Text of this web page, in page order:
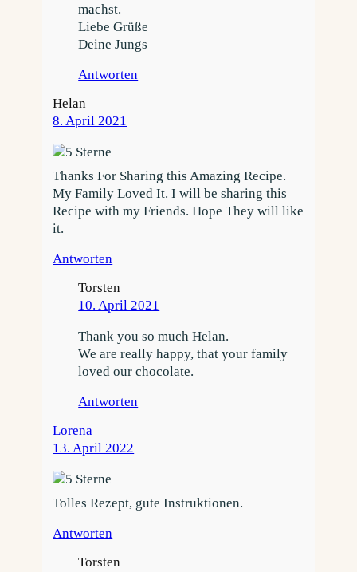
machst.
Liebe Grüße
Deine Jungs
Antworten
Helan
8. April 2021
Thanks For Sharing this Amazing Recipe.
My Family Loved It. I will be sharing this
Recipe with my Friends. Hope They will like
it.
Antworten
Torsten
10. April 2021
Thank you so much Helan.
We are really happy, that your family
loved our chocolate.
Antworten
Lorena
13. April 2022
Tolles Rezept, gute Instruktionen.
Antworten
Torsten